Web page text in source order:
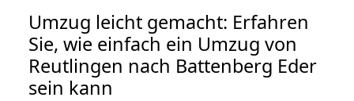
Umzug leicht gemacht: Erfahren
Sie, wie einfach ein Umzug von
Reutlingen nach Battenberg Eder
sein kann